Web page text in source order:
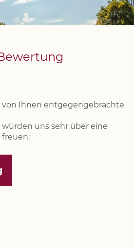
von Ihnen entgegengebrachte
uns sehr über eine